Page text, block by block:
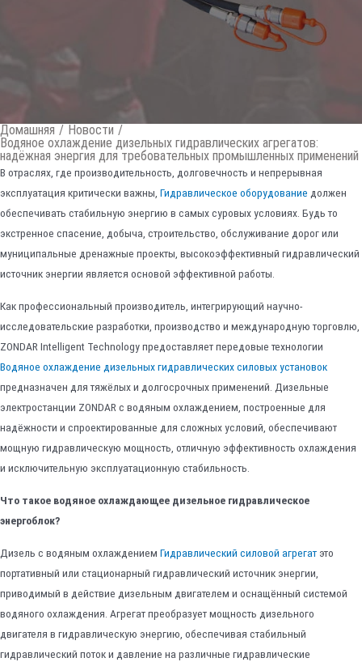
Домашняя / Новости /
Водяное охлаждение дизельных гидравлических агрегатов:
надёжная энергия для требовательных промышленных применений
В отраслях, где производительность, долговечность и непрерывная
эксплуатация критически важны, Гидравлическое оборудование должен
обеспечивать стабильную энергию в самых суровых условиях. Будь то
экстренное спасение, добыча, строительство, обслуживание дорог или
муниципальные дренажные проекты, высокоэффективный гидравлический
источник энергии является основой эффективной работы.
Как профессиональный производитель, интегрирующий научно-
исследовательские разработки, производство и международную торговлю,
ZONDAR Intelligent Technology предоставляет передовые технологии
Водяное охлаждение дизельных гидравлических силовых установок
предназначен для тяжёлых и долгосрочных применений. Дизельные
электростанции ZONDAR с водяным охлаждением, построенные для
надёжности и спроектированные для сложных условий, обеспечивают
мощную гидравлическую мощность, отличную эффективность охлаждения
и исключительную эксплуатационную стабильность.
Что такое водяное охлаждающее дизельное гидравлическое
энергоблок?
Дизель с водяным охлаждением Гидравлический силовой агрегат это
портативный или стационарный гидравлический источник энергии,
приводимый в действие дизельным двигателем и оснащённый системой
водяного охлаждения. Агрегат преобразует мощность дизельного
двигателя в гидравлическую энергию, обеспечивая стабильный
гидравлический поток и давление на различные гидравлические